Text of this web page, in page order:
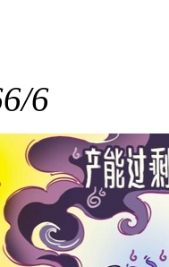
6/6